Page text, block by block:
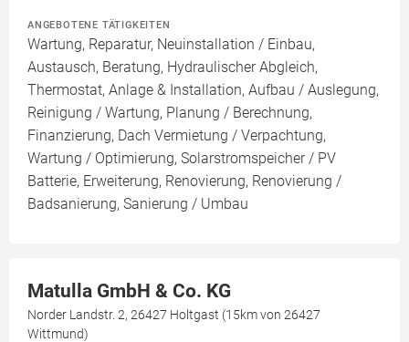
ANGEBOTENE TÄTIGKEITEN
Wartung, Reparatur, Neuinstallation / Einbau,
Austausch, Beratung, Hydraulischer Abgleich,
Thermostat, Anlage & Installation, Aufbau / Auslegung,
Reinigung / Wartung, Planung / Berechnung,
Finanzierung, Dach Vermietung / Verpachtung,
Wartung / Optimierung, Solarstromspeicher / PV
Batterie, Erweiterung, Renovierung, Renovierung /
Badsanierung, Sanierung / Umbau
Matulla GmbH & Co. KG
Norder Landstr. 2, 26427 Holtgast (15km von 26427
Wittmund)